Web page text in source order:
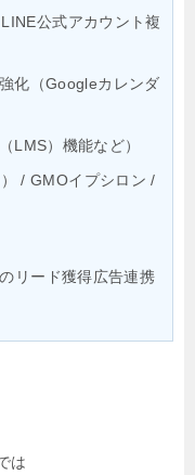
公式アカウント複
化（Googleカレンダ
LMS）機能など）
/ GMOイプシロン /
リード獲得広告連携
は